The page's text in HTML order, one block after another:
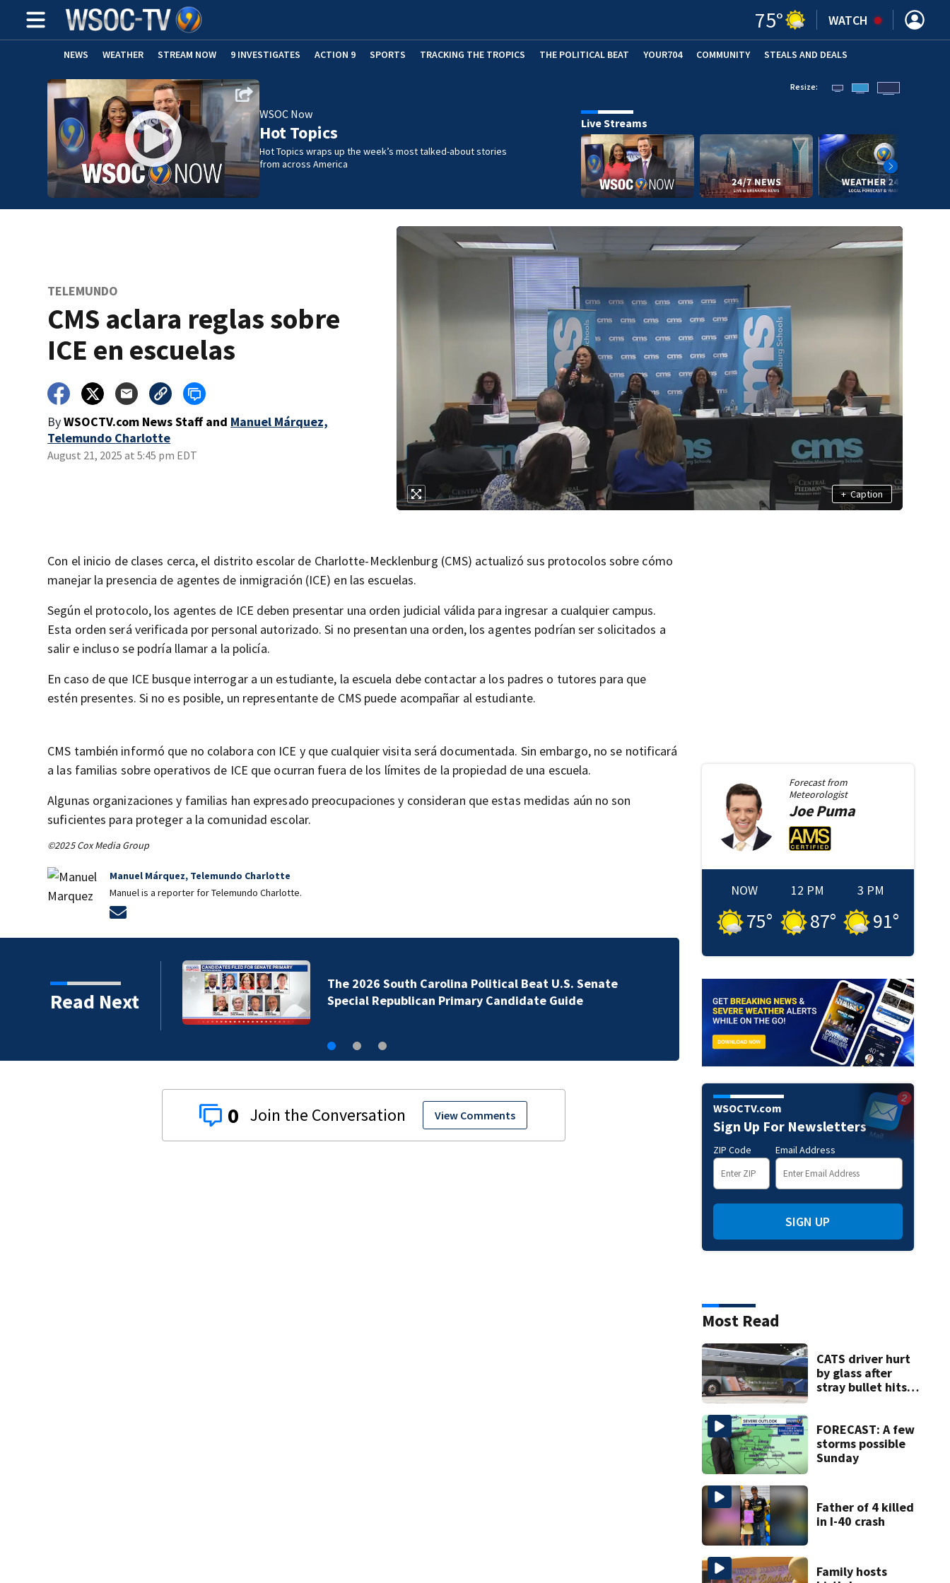
75° WATCH
NEWS WEATHER STREAM NOW 9 INVESTIGATES ACTION 9 SPORTS TRACKING THE TROPICS THE POLITICAL BEAT YOUR704 COMMUNITY STEALS AND DEALS
WSOC Now
Hot Topics
Hot Topics wraps up the week’s most talked-about stories
from across America
Resize:
Live Streams
TELEMUNDO
CMS aclara reglas sobre
ICE en escuelas
ByWSOCTV.com News Staff and Manuel Márquez,
Telemundo Charlotte
August 21, 2025 at 5:45 pm EDT
+ Caption
Con el inicio de clases cerca, el distrito escolar de Charlotte-Mecklenburg (CMS) actualizó sus protocolos sobre cómo
manejar la presencia de agentes de inmigración (ICE) en las escuelas.
Según el protocolo, los agentes de ICE deben presentar una orden judicial válida para ingresar a cualquier campus.
Esta orden será verificada por personal autorizado. Si no presentan una orden, los agentes podrían ser solicitados a
salir e incluso se podría llamar a la policía.
En caso de que ICE busque interrogar a un estudiante, la escuela debe contactar a los padres o tutores para que
estén presentes. Si no es posible, un representante de CMS puede acompañar al estudiante.
CMS también informó que no colabora con ICE y que cualquier visita será documentada. Sin embargo, no se notificará
a las familias sobre operativos de ICE que ocurran fuera de los límites de la propiedad de una escuela.
Algunas organizaciones y familias han expresado preocupaciones y consideran que estas medidas aún no son
suficientes para proteger a la comunidad escolar.
©2025 Cox Media Group
Manuel Márquez, Telemundo Charlotte
Manuel is a reporter for Telemundo Charlotte.
Read Next
The 2026 South Carolina Political Beat U.S. Senate
Special Republican Primary Candidate Guide
Guide
0 View Comments
Forecast from
Meteorologist
JoePuma
NOW
75°
12 PM
87°
3 PM
91°
WSOCTV.com
Sign Up For Newsletters
ZIP Code Email Address
SIGN UP
Most Read
CATS driver hurt
by glass after
stray bullet hits
FORECAST: A few
storms possible
Sunday
Father of 4 killed
in I-40 crash
Family hosts